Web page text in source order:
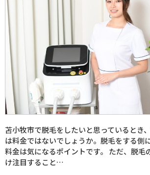
苫小牧市で脱毛をしたいと思っているとき
は料金ではないでしょうか。脱毛をする側
料金は気になるポイントです。 ただ、脱毛
け注目すること…